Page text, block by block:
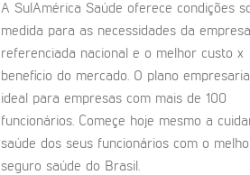
A SulAmérica Saúde oferece condições
medida para as necessidades da
referenciada nacional e o melhor custo x
benefício do mercado. O plano
ideal para empresas com mais de 100
funcionários. Começe hoje mesmo a
saúde dos seus funcionários com o
seguro saúde do Brasil.